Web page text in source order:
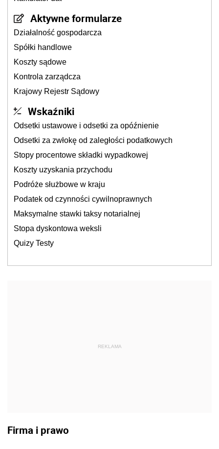
Aktywne formularze
Działalność gospodarcza
Spółki handlowe
Koszty sądowe
Kontrola zarządcza
Krajowy Rejestr Sądowy
Wskaźniki
Odsetki ustawowe i odsetki za opóźnienie
Odsetki za zwłokę od zaległości podatkowych
Stopy procentowe składki wypadkowej
Koszty uzyskania przychodu
Podróże służbowe w kraju
Podatek od czynności cywilnoprawnych
Maksymalne stawki taksy notarialnej
Stopa dyskontowa weksli
Quizy Testy
REKLAMA
Firma i prawo